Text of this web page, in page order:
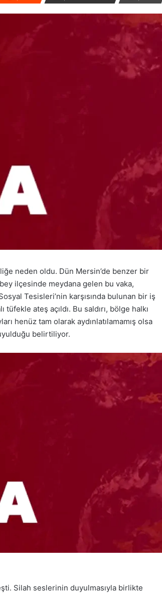
neden oldu. Dün Mersin’de benzer bir
ilçesinde meydana gelen bu vaka,
Tesisleri’nin karşısında bulunan bir iş
ateş açıldı. Bu saldırı, bölge halkı
henüz tam olarak aydınlatılamamış olsa
belirtiliyor.
Silah seslerinin duyulmasıyla birlikte